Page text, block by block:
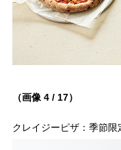
（画像 4 / 17）
クレイジーピザ：季節限